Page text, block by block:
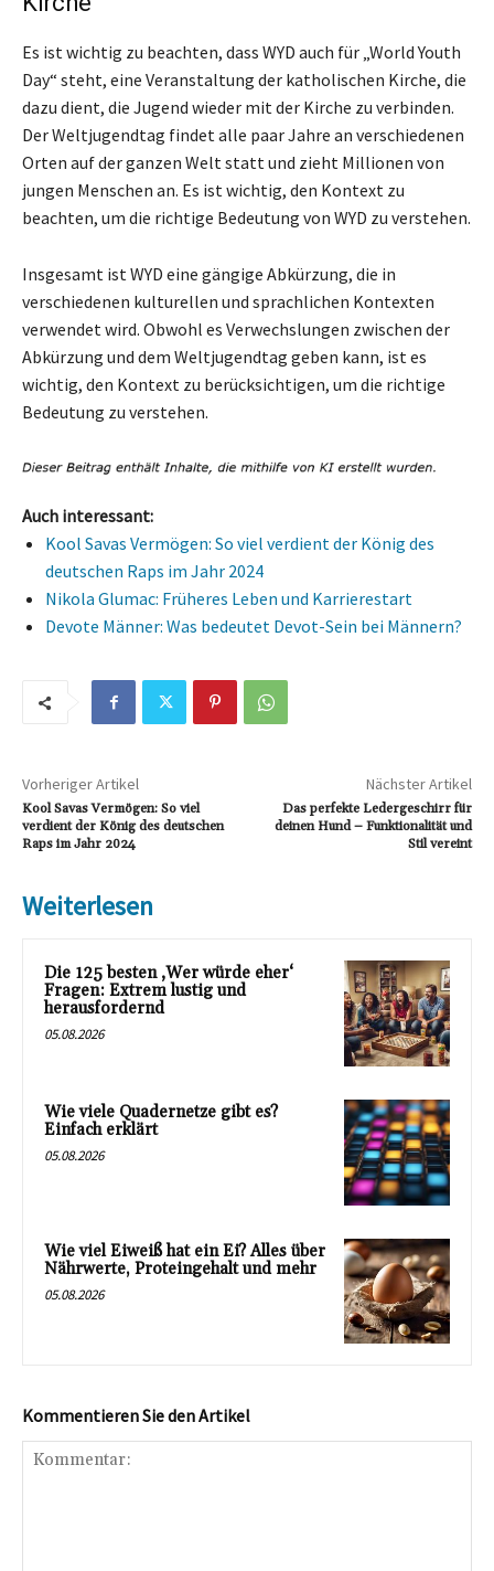
Es ist wichtig zu beachten, dass WYD auch für „World Youth
Day“ steht, eine Veranstaltung der katholischen Kirche, die
dazu dient, die Jugend wieder mit der Kirche zu verbinden.
Der Weltjugendtag findet alle paar Jahre an verschiedenen
Orten auf der ganzen Welt statt und zieht Millionen von
jungen Menschen an. Es ist wichtig, den Kontext zu
beachten, um die richtige Bedeutung von WYD zu verstehen.
Insgesamt ist WYD eine gängige Abkürzung, die in
verschiedenen kulturellen und sprachlichen Kontexten
verwendet wird. Obwohl es Verwechslungen zwischen der
Abkürzung und dem Weltjugendtag geben kann, ist es
wichtig, den Kontext zu berücksichtigen, um die richtige
Bedeutung zu verstehen.
Auch interessant:
Kool Savas Vermögen: So viel verdient der König des
deutschen Raps im Jahr 2024
Nikola Glumac: Früheres Leben und Karrierestart
Devote Männer: Was bedeutet Devot-Sein bei Männern?
Vorheriger Artikel
Kool Savas Vermögen: So viel
verdient der König des deutschen
Raps im Jahr 2024
Nächster Artikel
Das perfekte Ledergeschirr für
deinen Hund – Funktionalität und
Stil vereint
Weiterlesen
Die 125 besten ‚Wer würde eher‘
Fragen: Extrem lustig und
herausfordernd
05.08.2026
Wie viele Quadernetze gibt es?
Einfach erklärt
05.08.2026
Wie viel Eiweiß hat ein Ei? Alles über
Nährwerte, Proteingehalt und mehr
05.08.2026
Kommentieren Sie den Artikel